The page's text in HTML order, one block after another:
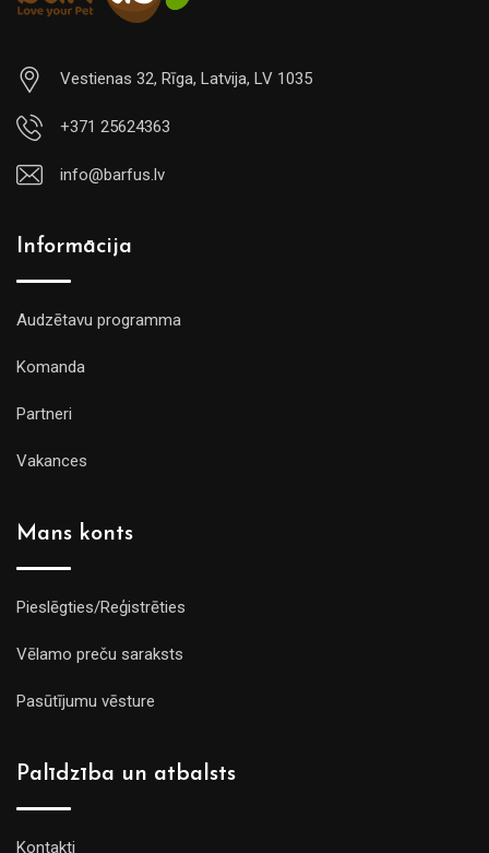
Vestienas 32, Rīga, Latvija, LV 1035
+371 25624363
info@barfus.lv
Informācija
Audzētavu programma
Komanda
Partneri
Vakances
Mans konts
Pieslēgties/Reģistrēties
Vēlamo preču saraksts
Pasūtījumu vēsture
Palīdzība un atbalsts
Kontakti